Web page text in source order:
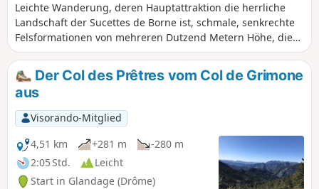
Leichte Wanderung, deren Hauptattraktion die herrliche
Landschaft der Sucettes de Borne ist, schmale, senkrechte
Felsformationen von mehreren Dutzend Metern Höhe, die
den Gesetzen der Schwerkraft trotzen. Die Wege sind sehr
angenehm und bieten einen Kontrast in der Vegetation: Auf
der Südseite findet man eine halbmediterrane Vegetation
mit vor allem Kiefernwäldern, auf der Nordseite einen
schönen Mischwald aus Tannen und Buchen mit vielen
Buchsbäumen.
Der Col des Prêtres vom Col de Grimone
aus
Visorando-Mitglied
4,51 km
+281 m
-280 m
2:05 Std.
Leicht
Start in Glandage (Drôme)